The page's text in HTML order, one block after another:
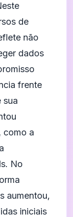
de
não
dados
frente
sua
como a
No
aumentou,
iniciais